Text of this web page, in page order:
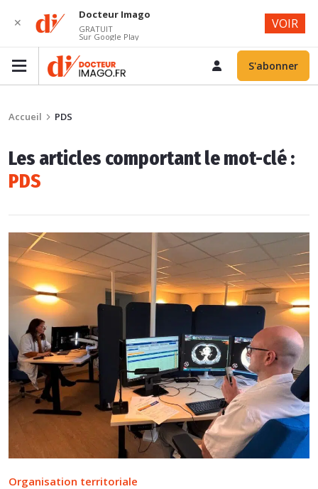
S'abonner
Accueil PDS
Les articles comportant le mot-clé :
PDS
Organisation territoriale
✕
Docteur Imago
GRATUIT
Sur Google Play
VOIR